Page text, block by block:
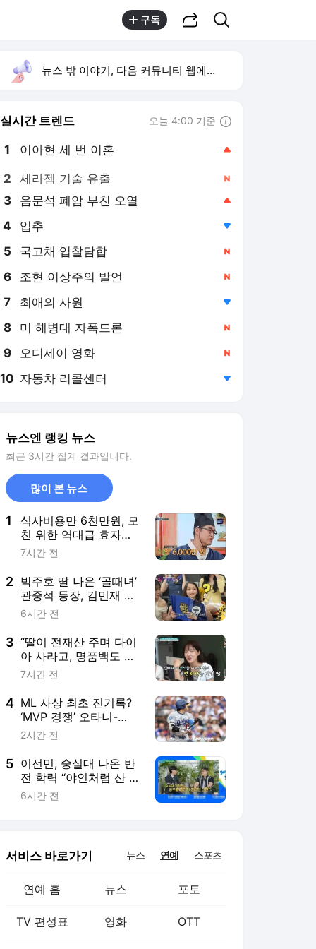
구독
뉴스 밖 이야기, 다음 커뮤니티 웹에서 보기
실시간 트렌드 오늘 4:00 기준
1 이아현 세 번 이혼
2 세라젬 기술 유출
3 음문석 폐암 부친 오열
4 입추
5 국고채 입찰담합
6 조현 이상주의 발언
7 최애의 사원
8 미 해병대 자폭드론
9 오디세이 영화
10 자동차 리콜센터
뉴스엔 랭킹 뉴스
최근 3시간 집계 결과입니다.
많이 본 뉴스
1
식사비용만 6천만원, 모
친 위한 역대급 효자의
회갑연 밥상 ‘감탄’ (왕무
7시간 전
2 박주호 딸 나은 ‘골때녀’
관중석 등장, 김민재 복
제인간 보고 혼란 [결정
6시간 전
3 “딸이 전재산 주며 다이
아 사라고, 명품백도 선
물” 장가현 자랑에 이성
TV]
7시간 전
4 ML 사상 최초 진기록?
‘MVP 경쟁’ 오타니-
PCA, 한 경기서 나란히
2시간 전
5 이선민, 숭실대 나온 반
전 학력 “야인처럼 산 셋
째누나 반면교사”(유퀴
6시간 전
서비스 바로가기 뉴스 연예 스포츠
연예 홈 뉴스 포토
TV 편성표 영화 OTT